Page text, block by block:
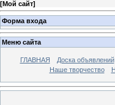
[Мой сайт]
Форма входа
Меню сайта
ГЛАВНАЯ Доска объявлений
Наше творчество